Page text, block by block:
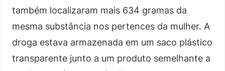
também localizaram mais 634 gramas da
mesma substância nos pertences da mulher. A
droga estava armazenada em um saco plástico
transparente junto a um produto semelhante a